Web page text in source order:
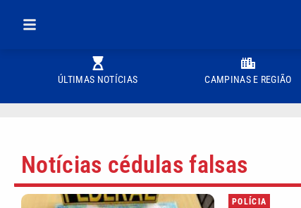
ÚLTIMAS NOTÍCIAS CAMPINAS E REGIÃO
Notícias cédulas falsas
POLÍCIA